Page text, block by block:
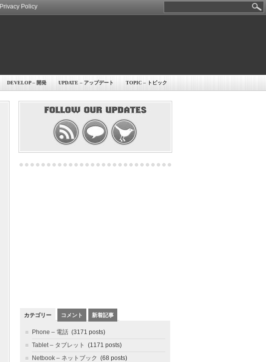
Privacy Policy
DEVELOP – 開発 UPDATE – アップデート TOPIC – トピック
カテゴリー コメント 新着記事
Phone – 電話 (3171 posts)
Tablet – タブレット
(1171 posts)
Netbook – ネットブック (68 posts)